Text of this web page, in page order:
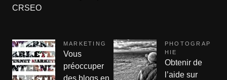
CRSEO
MARKETING
Vous
préoccuper
des blogs en
PHOTOGRAP
HIE
Obtenir de
l’aide sur